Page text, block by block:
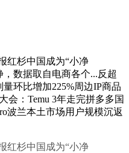
红杉中国成为“小净
，数据取自电商各个...反超
环比增加225%周边IP商品
会：Temu 3年走完拼多多国
波兰本土市场用户规模沉返
红杉中国成为“小净